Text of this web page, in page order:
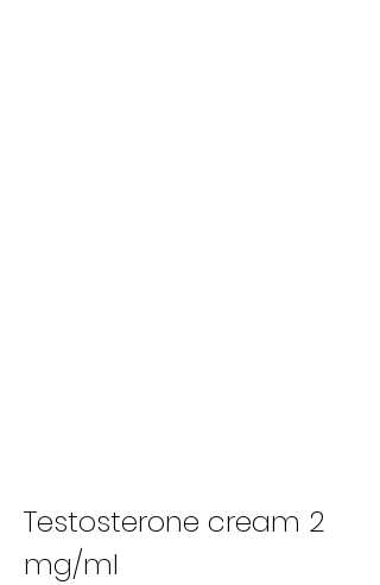
Testosterone cream 2
mg/ml